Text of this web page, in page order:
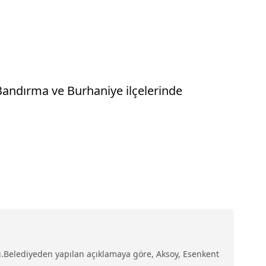
ve Burhaniye ilçelerinde
yapılan açıklamaya göre, Aksoy, Esenkent